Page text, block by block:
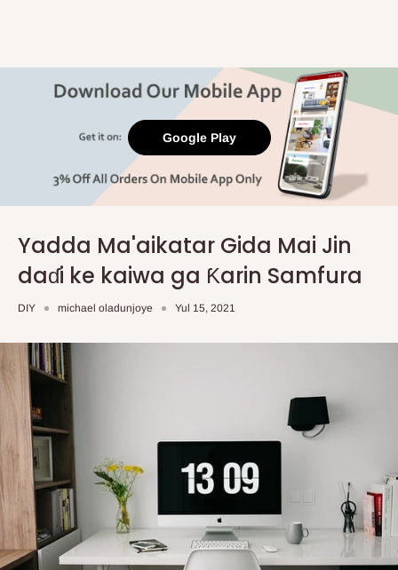
Google Play
Yadda Ma'aikatar Gida Mai Jin
daɗi ke kaiwa ga Ƙarin Samfura
DIY michael oladunjoye Yul 15, 2021